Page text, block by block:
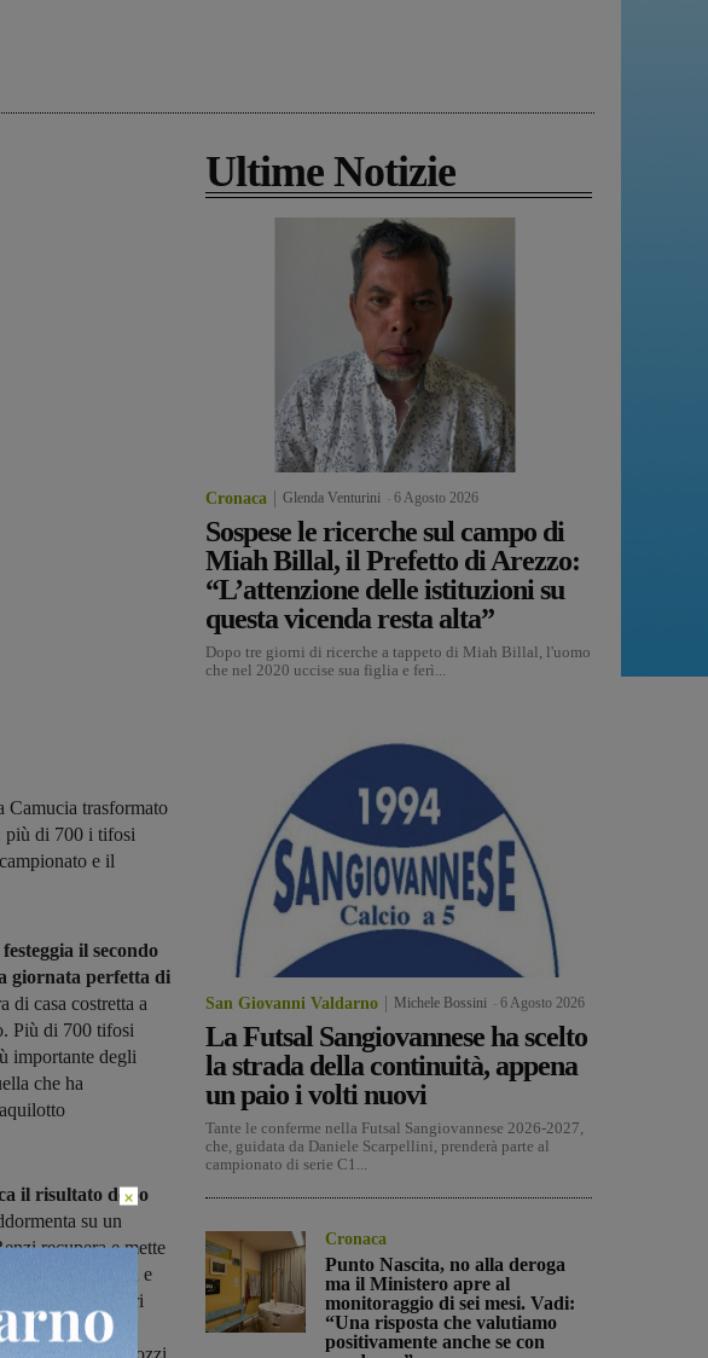
Camucia trasformato
più di 700 i tifosi
e il
il secondo
giornata perfetta di
di casa costretta a
Più di 700 tifosi
importante degli
che ha
il risultato dopo
su un
recupera e mette
colpo di testa e
primo tempo Mori
di intensità,
Ultime Notizie
Cronaca Glenda Venturini 6 Agosto 2026
Sospese le ricerche sul campo di
Miah Billal, il Prefetto di Arezzo:
“L’attenzione delle istituzioni su
questa vicenda resta alta”
Dopo tre giorni di ricerche a tappeto di Miah Billal, l'uomo
che nel 2020 uccise sua figlia e ferì...
San Giovanni Valdarno Michele Bossini 6 Agosto 2026
La Futsal Sangiovannese ha scelto
la strada della continuità, appena
un paio i volti nuovi
Tante le conferme nella Futsal Sangiovannese 2026-2027,
che, guidata da Daniele Scarpellini, prenderà parte al
campionato di serie C1...
Cronaca
Punto Nascita, no alla deroga
ma il Ministero apre al
monitoraggio di sei mesi. Vadi:
“Una risposta che valutiamo
positivamente anche se con
×